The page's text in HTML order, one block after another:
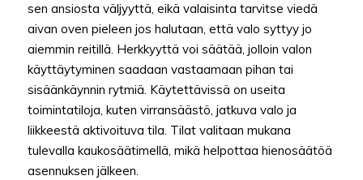
sen ansiosta väljyyttä, eikä valaisinta tarvitse viedä
aivan oven pieleen jos halutaan, että valo syttyy jo
aiemmin reitillä. Herkkyyttä voi säätää, jolloin valon
käyttäytyminen saadaan vastaamaan pihan tai
sisäänkäynnin rytmiä. Käytettävissä on useita
toimintatiloja, kuten virransäästö, jatkuva valo ja
liikkeestä aktivoituva tila. Tilat valitaan mukana
tulevalla kaukosäätimellä, mikä helpottaa hienosäätöä
asennuksen jälkeen.